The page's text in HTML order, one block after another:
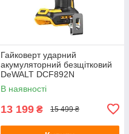
Гайковерт ударний
акумуляторний безщітковий
DeWALT DCF892N
В наявності
13 199 ₴ 15 499 ₴